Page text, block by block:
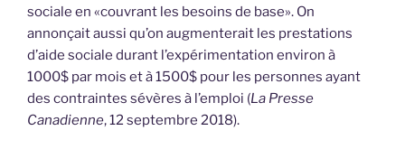
sociale en «couvrant les besoins de base». On
annonçait aussi qu’on augmenterait les prestations
d’aide sociale durant l’expérimentation environ à
1000$ par mois et à 1500$ pour les personnes ayant
des contraintes sévères à l’emploi (La Presse
Canadienne, 12 septembre 2018).